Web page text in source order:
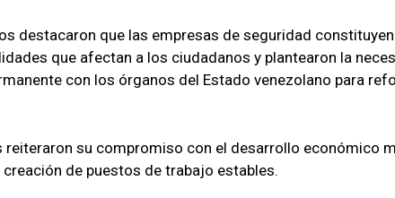
destacaron que las empresas de seguridad
que afectan a los ciudadanos y plantearon la
con los órganos del Estado venezolano para
reiteraron su compromiso con el desarrollo económico
de puestos de trabajo estables.